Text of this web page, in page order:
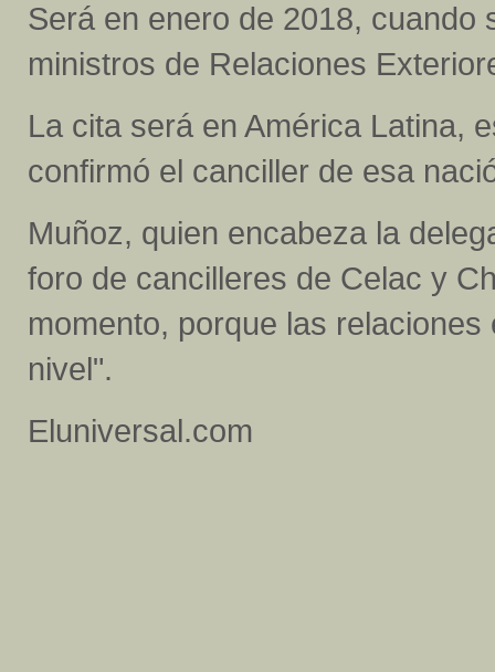
Será en enero de 2018, cuando
ministros de Relaciones
La cita será en América Latina,
confirmó el canciller de esa
Muñoz, quien encabeza la
foro de cancilleres de Celac y
momento, porque las
nivel".
Eluniversal.com